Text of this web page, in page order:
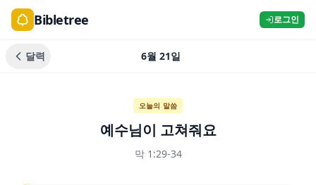
Bibletree 로그인
달력 6월 21일
오늘의 말씀
예수님이 고쳐줘요
막 1:29-34